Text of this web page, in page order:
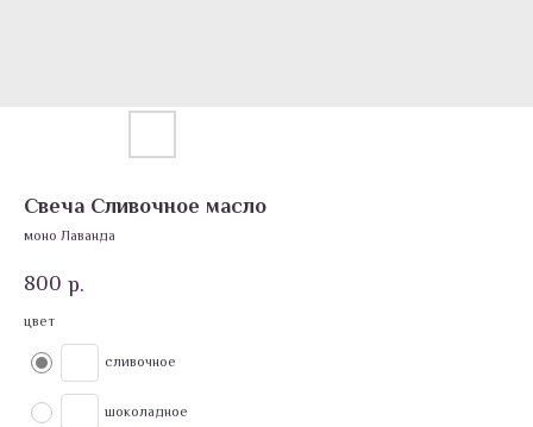
Свеча Сливочное масло
моно Лаванда
800 р.
цвет
сливочное
шоколадное